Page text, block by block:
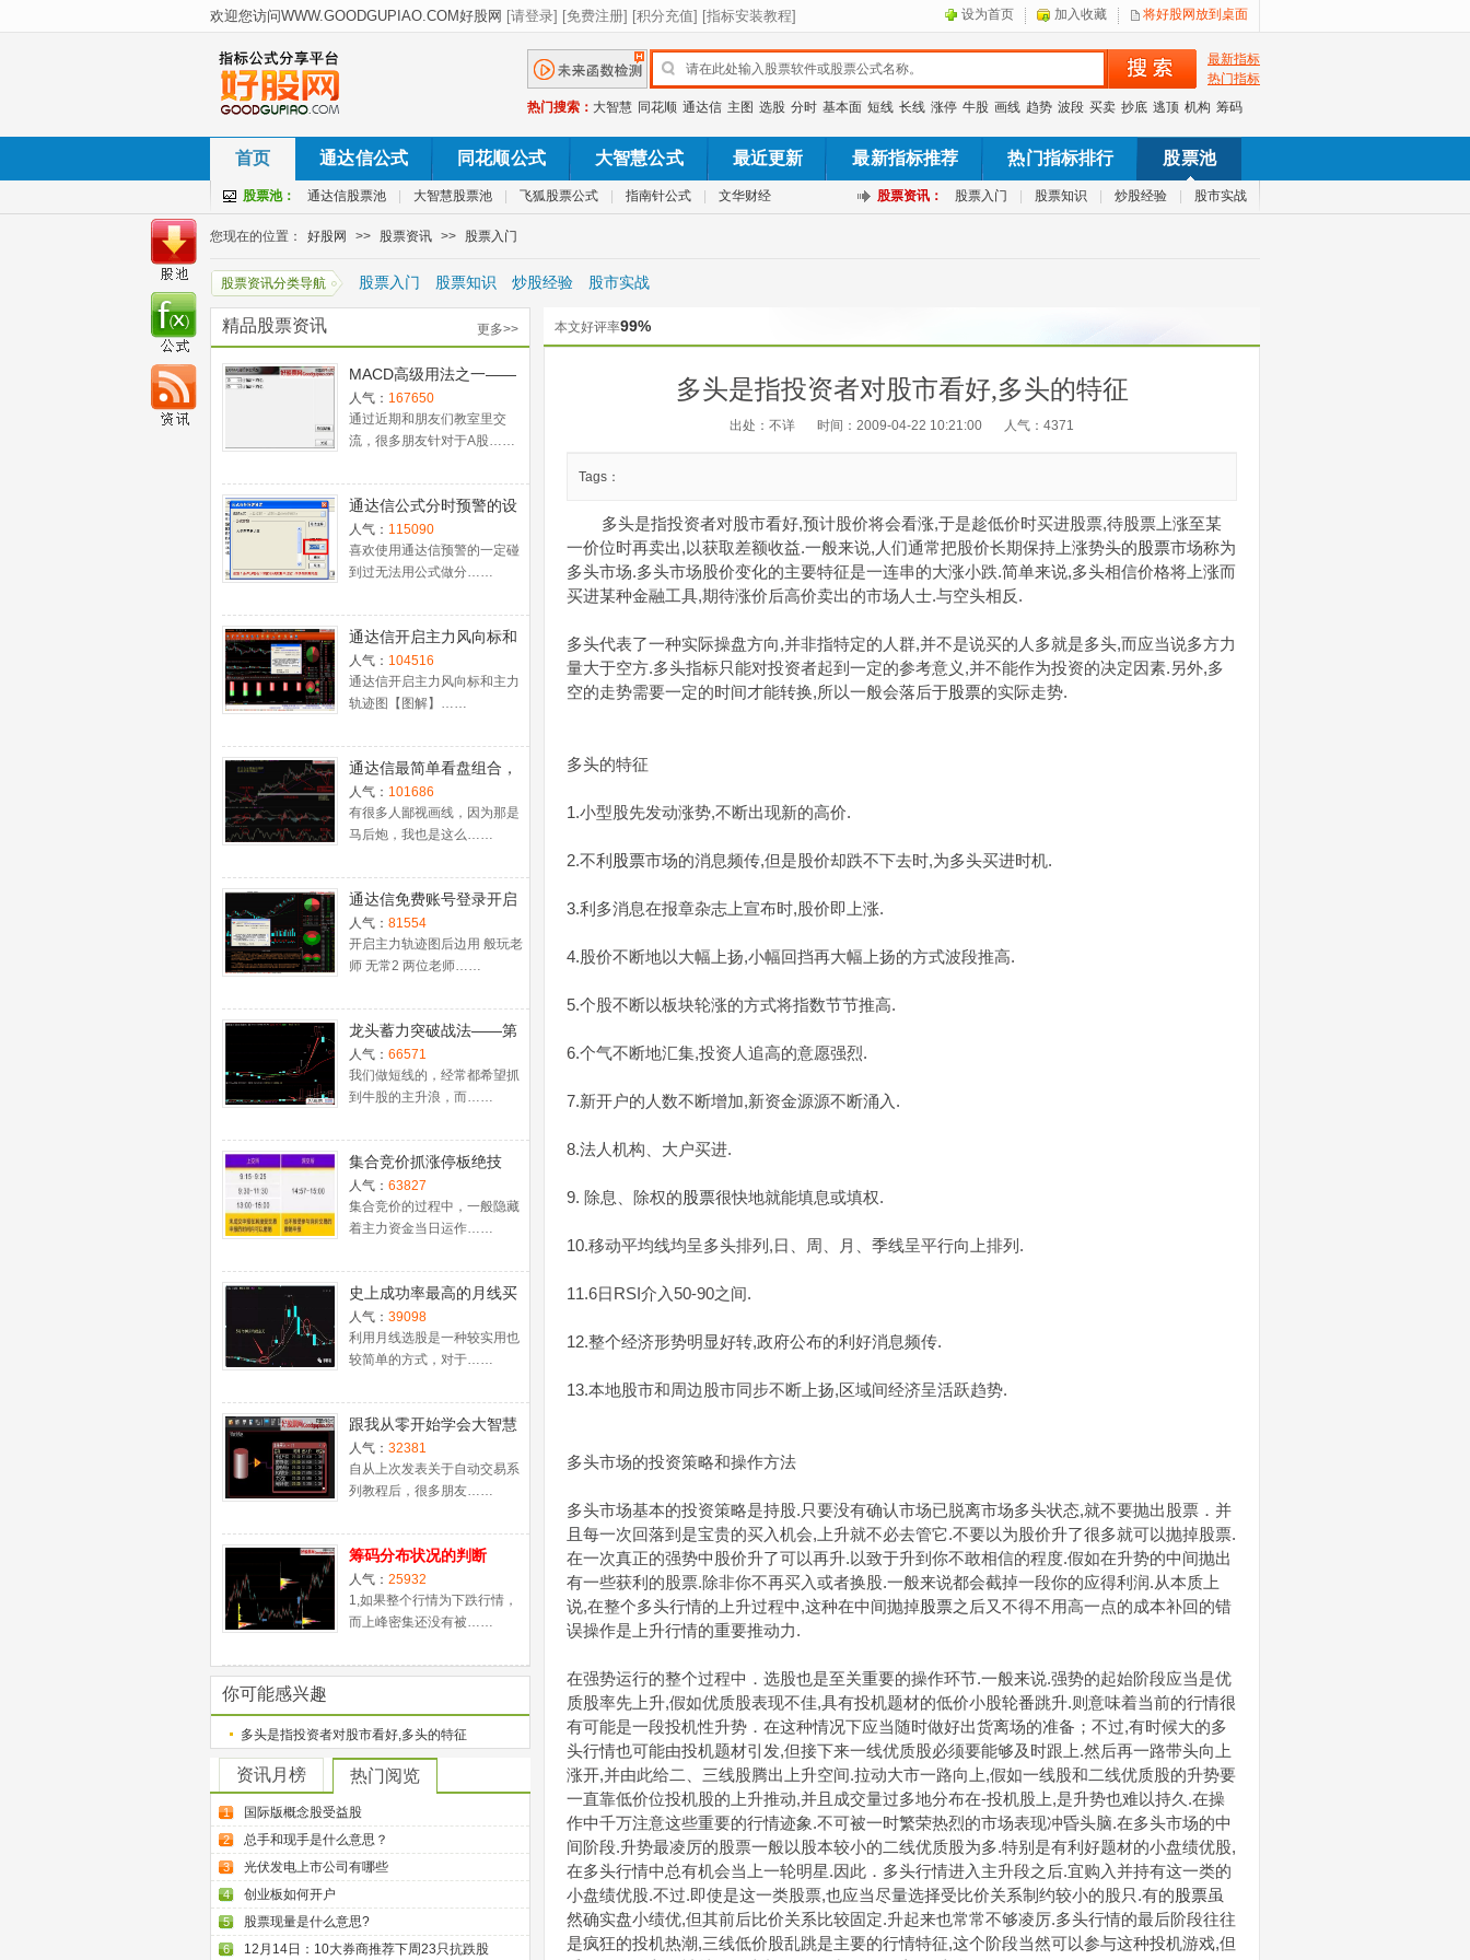
设为首页 加入收藏 将好股网放到桌面
最新指标
热门指标
热门搜索： 大智慧 同花顺 通达信 主图 选股 分时 基本面 短线 长线 涨停 牛股 画线 趋势 波段 买卖 抄底 逃顶 机构 筹码
首页 通达信公式 同花顺公式 大智慧公式 最近更新 最新指标推荐 热门指标排行 股票池
股票池： 通达信股票池 大智慧股票池 飞狐股票公式 指南针公式 文华财经 股票资讯： 股票入门 股票知识 炒股经验 股市实战
您现在的位置： 好股网 >> 股票资讯 >> 股票入门
股票资讯分类导航 股票入门 股票知识 炒股经验 股市实战
精品股票资讯 更多>>
MACD高级用法之一——
稳健买入法+2点卖出法
人气： 167650
通过近期和朋友们教室里交
流，很多朋友针对于A股……
通达信公式分时预警的设
置
人气： 115090
喜欢使用通达信预警的一定碰
到过无法用公式做分……
通达信开启主力风向标和
主力轨迹图【图解】
人气： 104516
通达信开启主力风向标和主力
轨迹图【图解】……
通达信最简单看盘组合，
抓强势股双头的超短线盈
利－－之五（均线战法找
心脏）
人气： 101686
有很多人鄙视画线，因为那是
马后炮，我也是这么……
通达信免费账号登录开启
十档框和调用主力监控教
程
人气： 81554
开启主力轨迹图后边用 般玩老
师 无常2 两位老师……
龙头蓄力突破战法——第
一时间介入牛股主升浪捕
捉涨停板的技巧（图解）
人气： 66571
我们做短线的，经常都希望抓
到牛股的主升浪，而……
集合竞价抓涨停板绝技
（附公式源码）
人气： 63827
集合竞价的过程中，一般隐藏
着主力资金当日运作……
史上成功率最高的月线买
入法，精准高效筛选暴涨
牛股，堪称选股法宝！
人气： 39098
利用月线选股是一种较实用也
较简单的方式，对于……
跟我从零开始学会大智慧
股票池自动交易
人气： 32381
自从上次发表关于自动交易系
列教程后，很多朋友……
筹码分布状况的判断
人气： 25932
1,如果整个行情为下跌行情，
而上峰密集还没有被……
你可能感兴趣
多头是指投资者对股市看好,多头的特征
资讯月榜 热门阅览
1 国际版概念股受益股
2 总手和现手是什么意思？
3 光伏发电上市公司有哪些
4 创业板如何开户
5 股票现量是什么意思?
6 12月14日：10大券商推荐下周23只抗跌股
本文好评率99%
多头是指投资者对股市看好,多头的特征
出处：不详 时间：2009-04-22 10:21:00 人气： 4371
Tags：
多头是指投资者对股市看好,预计股价将会看涨,于是趁低价时买进股票,待股票上涨至某
一价位时再卖出,以获取差额收益.一般来说,人们通常把股价长期保持上涨势头的 股票市场称为
多头市场.多头市场股价变化的主要特征是一连串的大涨小跌.简单来说,多头相信价格将上涨而
买进某种金融工具,期待涨价后高价卖出的市场人士.与空头相反.
多头代表了一种实际操盘方向,并非指特定的人群,并不是说买的人多就是多头,而应当说多方力
量大于空方.多头指标只能对投资者起到一定的参考意义,并不能作为投资的决定因素.另外,多
空的走势需要一定的时间才能转换,所以一般会落后于股票的实际走势.
多头的特征
1.小型股先发动涨势,不断出现新的高价.
2.不利 股票市场的消息频传,但是股价却跌不下去时,为多头买进时机.
3.利多消息在报章杂志上宣布时,股价即上涨.
4.股价不断地以大幅上扬,小幅回挡再大幅上扬的方式波段推高.
5.个股不断以板块轮涨的方式将指数节节推高.
6.个气不断地汇集,投资人追高的意愿强烈.
7.新开户的人数不断增加,新资金源源不断涌入.
8.法人机构、大户买进.
9. 除息、除权的 股票很快地就能填息或填权.
10.移动平均线均呈多头排列,日、周、月、季线呈平行向上排列.
11.6日RSI介入50-90之间.
12.整个经济形势明显好转,政府公布的利好消息频传.
13.本地股市和周边股市同步不断上扬,区域间经济呈活跃趋势.
多头市场的投资策略和操作方法
多头市场基本的投资策略是持股.只要没有确认市场已脱离市场多头状态,就不要抛出股票．并
且每一次回落到是宝贵的买入机会,上升就不必去管它.不要以为股价升了很多就可以抛掉股票.
在一次真正的强势中股价升了可以再升.以致于升到你不敢相信的程度.假如在升势的中间抛出
有一些获利的股票.除非你不再买入或者换股.一般来说都会截掉一段你的应得利润.从本质上
说,在整个多头行情的上升过程中,这种在中间抛掉股票之后又不得不用高一点的成本补回的错
误操作是上升行情的重要推动力.
在强势运行的整个过程中．选股也是至关重要的操作环节.一般来说.强势的起始阶段应当是优
质股率先上升,假如优质股表现不佳,具有投机题材的低价小股轮番跳升.则意味着当前的行情很
有可能是一段投机性升势．在这种情况下应当随时做好出货离场的准备；不过,有时候大的多
头行情也可能由投机题材引发,但接下来一线优质股必须要能够及时跟上.然后再一路带头向上
涨开,并由此给二、三线股腾出上升空间.拉动大市一路向上,假如一线股和二线优质股的升势要
一直靠低价位投机股的上升推动,并且成交量过多地分布在-投机股上,是升势也难以持久.在操
作中千万注意这些重要的行情迹象.不可被一时繁荣热烈的市场表现冲昏头脑.在多头市场的中
间阶段.升势最凌厉的股票一般以股本较小的二线优质股为多.特别是有利好题材的小盘绩优股,
在多头行情中总有机会当上一轮明星.因此．多头行情进入主升段之后.宜购入并持有这一类的
小盘绩优股.不过.即使是这一类股票,也应当尽量选择受比价关系制约较小的股只.有的 股票虽
然确实盘小绩优,但其前后比价关系比较固定.升起来也常常不够凌厉.多头行情的最后阶段往往
是疯狂的投机热潮,三线低价股乱跳是主要的行情特征,这个阶段当然可以参与这种投机游戏,但